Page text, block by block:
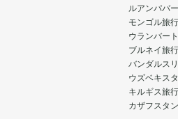
ルアンパバ
モンゴル旅行
ウランバー
ブルネイ旅行
バンダルス
ウズベキス
キルギス旅行
カザフスタ